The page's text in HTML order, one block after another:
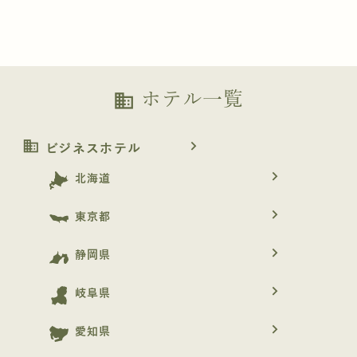
business ホテル一覧
business ビジネスホテル navigate_next
北海道 navigate_next
東京都 navigate_next
静岡県 navigate_next
岐阜県 navigate_next
愛知県 navigate_next